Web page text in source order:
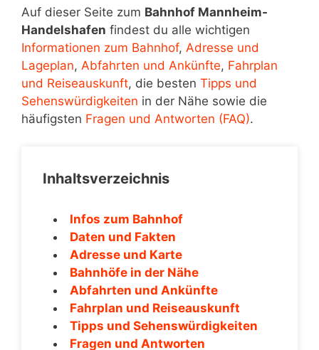
Auf dieser Seite zum Bahnhof Mannheim-
Handelshafen findest du alle wichtigen
Informationen zum Bahnhof, Adresse und
Lageplan, Abfahrten und Ankünfte, Fahrplan
und Reiseauskunft, die besten Tipps und
Sehenswürdigkeiten in der Nähe sowie die
häufigsten Fragen und Antworten (FAQ).
Inhaltsverzeichnis
Infos zum Bahnhof
Daten und Fakten
Adresse und Karte
Bahnhöfe in der Nähe
Abfahrten und Ankünfte
Fahrplan und Reiseauskunft
Tipps und Sehenswürdigkeiten
Fragen und Antworten